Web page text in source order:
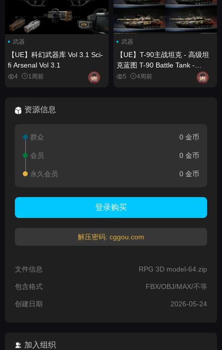
武器
【UE】科幻武器库 Vol 3.1 Sci-
fi Arsenal Vol 3.1
4 1周前
武器
【UE】T-90主战坦克 - 高级坦
克蓝图 T-90 Battle Tank -
Advanced Tank Blueprint
5 4周前
资源信息
群众 0 金币
会员 0 金币
永久会员 0 金币
登录购买
解压密码: cggou.com
文件信息 RPG 3D model-64.zip
包含格式 FBX/OBJ/MAX/不等
创建日期 2026-05-24
加入组织